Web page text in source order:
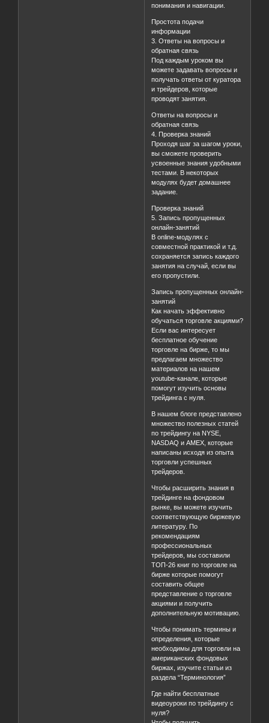
понимания и навигации.
Простота подачи
информации
3. Ответы на вопросы и
обратная связь
Под каждым уроком вы
можете задавать вопросы и
получать ответы от куратора
и трейдеров, которые
проводят занятия.
Ответы на вопросы и
обратная связь
4. Проверка знаний
Проходя шаг за шагом уроки,
вы сможете проверить
усвоенные знания удобными
тестами. В некоторых
модулях будет домашнее
задание.
Проверка знаний
5. Запись пропущенных
онлайн-занятий
В online-модулях с
совместной практикой и т.д.
сохраняется запись каждого
занятия на случай, если вы
его пропустили.
Запись пропущенных онлайн-
занятий
Как начать эффективно
обучаться торговле акциями?
Если вас интересует
бесплатное обучение
торговле на бирже, то мы
предлагаем множество
материалов на нашем
youtube-канале, которые
помогут изучить основы
трейдинга с нуля.
В нашем блоге представлено
множество полезных статей
по трейдингу на NYSE,
NASDAQ и AMEX, которые
написаны исходя из опыта
торговли успешных
трейдеров.
Чтобы расширить знания в
трейдинге на фондовом
рынке, вы можете изучить
соответствующую биржевую
литературу. По
рекомендациям
профессиональных
трейдеров, мы составили
ТОП-26 книг по торговле на
бирже которые помогут
составить общее
представление о торговле
акциями и получить
дополнительную мотивацию.
Чтобы понимать термины и
определения, которые
необходимы для торговли на
американских фондовых
биржах, изучите статьи из
раздела “Терминология”
Где найти бесплатные
видеоуроки по трейдингу с
нуля?